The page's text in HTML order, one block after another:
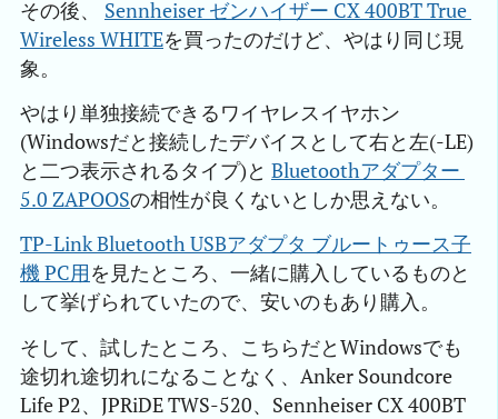
その後、 Sennheiser ゼンハイザー CX 400BT True
Wireless WHITEを買ったのだけど、やはり同じ現
象。
やはり単独接続できるワイヤレスイヤホン
(Windowsだと接続したデバイスとして右と左(-LE)
と二つ表示されるタイプ)と Bluetoothアダプター
5.0 ZAPOOSの相性が良くないとしか思えない。
TP-Link Bluetooth USBアダプタ ブルートゥース子
機 PC用を見たところ、一緒に購入しているものと
して挙げられていたので、安いのもあり購入。
そして、試したところ、こちらだとWindowsでも
途切れ途切れになることなく、Anker Soundcore
Life P2、JPRiDE TWS-520、Sennheiser CX 400BT